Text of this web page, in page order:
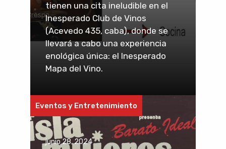
tienen una cita ineludible en el
Inesperado Club de Vinos
(Acevedo 435, caba), donde se
llevará a cabo una experiencia
enológica única: el Inesperado
Mapa del Vino.
Eventos y Entretenimiento
junio 28, 2024